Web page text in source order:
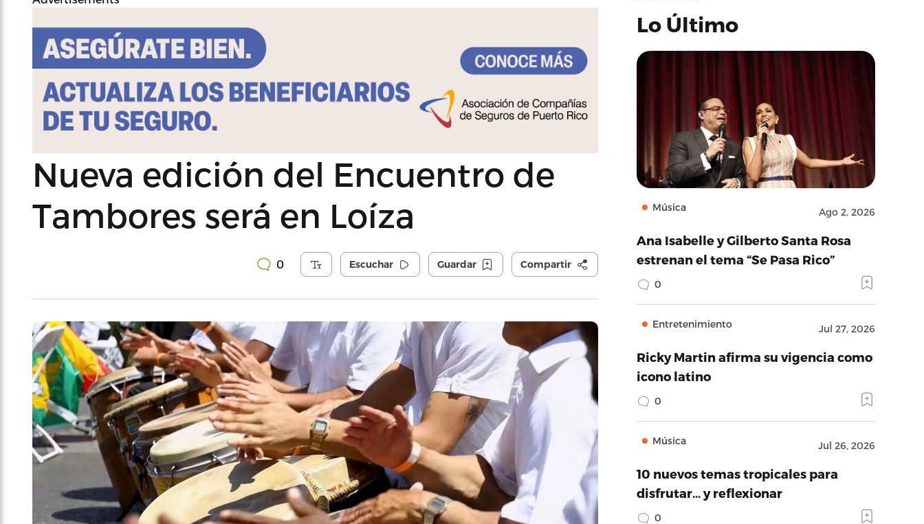
Nueva edición del Encuentro de
Tambores será en Loíza
0 Escuchar Guardar Compartir
Lo Último
Música Ago 2, 2026
Ana Isabelle y Gilberto Santa Rosa
estrenan el tema “Se Pasa Rico”
0
Entretenimiento Jul 27, 2026
Ricky Martin afirma su vigencia como
icono latino
0
Música Jul 26, 2026
10 nuevos temas tropicales para
disfrutar… y reflexionar
0